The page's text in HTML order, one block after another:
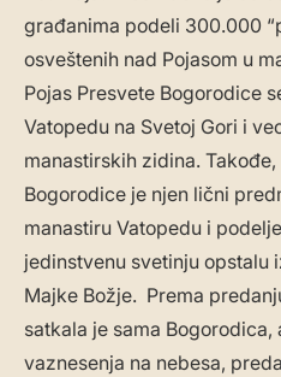
građanima podeli 300.000
osveštenih nad Pojasom u
Pojas Presvete Bogorodice
Vatopedu na Svetoj Gori i
manastirskih zidina.
Bogorodice je njen lični
manastiru Vatopedu i
jedinstvenu svetinju opstalu
Majke Božje. Prema
satkala je sama
vaznesenja na nebesa,